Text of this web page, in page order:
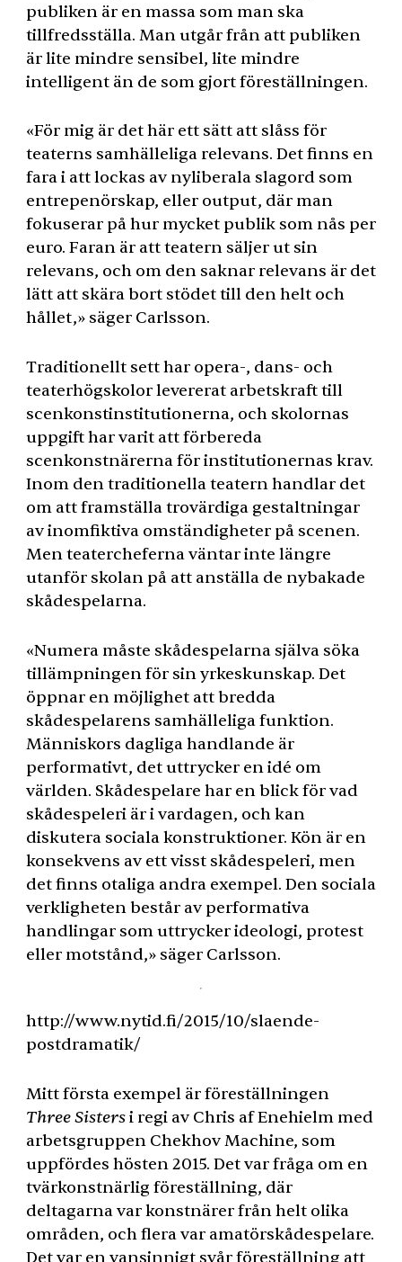
publiken är en massa som man ska
tillfredsställa. Man utgår från att publiken
är lite mindre sensibel, lite mindre
intelligent än de som gjort föreställningen.
«För mig är det här ett sätt att slåss för
teaterns samhälleliga relevans. Det finns en
fara i att lockas av nyliberala slagord som
entrepenörskap, eller output, där man
fokuserar på hur mycket publik som nås per
euro. Faran är att teatern säljer ut sin
relevans, och om den saknar relevans är det
lätt att skära bort stödet till den helt och
hållet,» säger Carlsson.
Traditionellt sett har opera-, dans- och
teaterhögskolor levererat arbetskraft till
scenkonstinstitutionerna, och skolornas
uppgift har varit att förbereda
scenkonstnärerna för institutionernas krav.
Inom den traditionella teatern handlar det
om att framställa trovärdiga gestaltningar
av inomfiktiva omständigheter på scenen.
Men teatercheferna väntar inte längre
utanför skolan på att anställa de nybakade
skådespelarna.
«Numera måste skådespelarna själva söka
tillämpningen för sin yrkeskunskap. Det
öppnar en möjlighet att bredda
skådespelarens samhälleliga funktion.
Människors dagliga handlande är
performativt, det uttrycker en idé om
världen. Skådespelare har en blick för vad
skådespeleri är i vardagen, och kan
diskutera sociala konstruktioner. Kön är en
konsekvens av ett visst skådespeleri, men
det finns otaliga andra exempel. Den sociala
verkligheten består av performativa
handlingar som uttrycker ideologi, protest
eller motstånd,» säger Carlsson.
http://www.nytid.fi/2015/10/slaende-
postdramatik/
Mitt första exempel är föreställningen
Three Sistersi regi av Chris af Enehielm med
arbetsgruppen Chekhov Machine, som
uppfördes hösten 2015. Det var fråga om en
tvärkonstnärlig föreställning, där
deltagarna var konstnärer från helt olika
områden, och flera var amatörskådespelare.